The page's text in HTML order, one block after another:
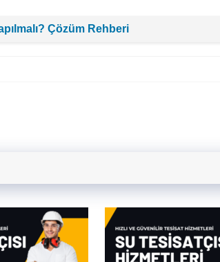
Çözüm Rehberi